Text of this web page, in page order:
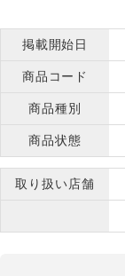
掲載開始日
商品コード
商品種別
商品状態
取り扱い店舗